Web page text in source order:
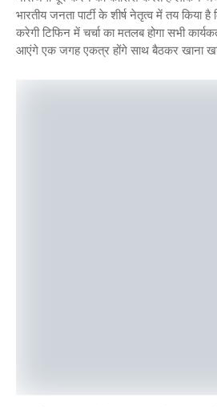
भारतीय जनता पार्टी के शीर्ष नेतृत्व में तय किया
करेगी टिफिन में चर्चा का मतलब होगा सभी
आएंगे एक जगह एकत्र होंगे साथ बैठकर खाना